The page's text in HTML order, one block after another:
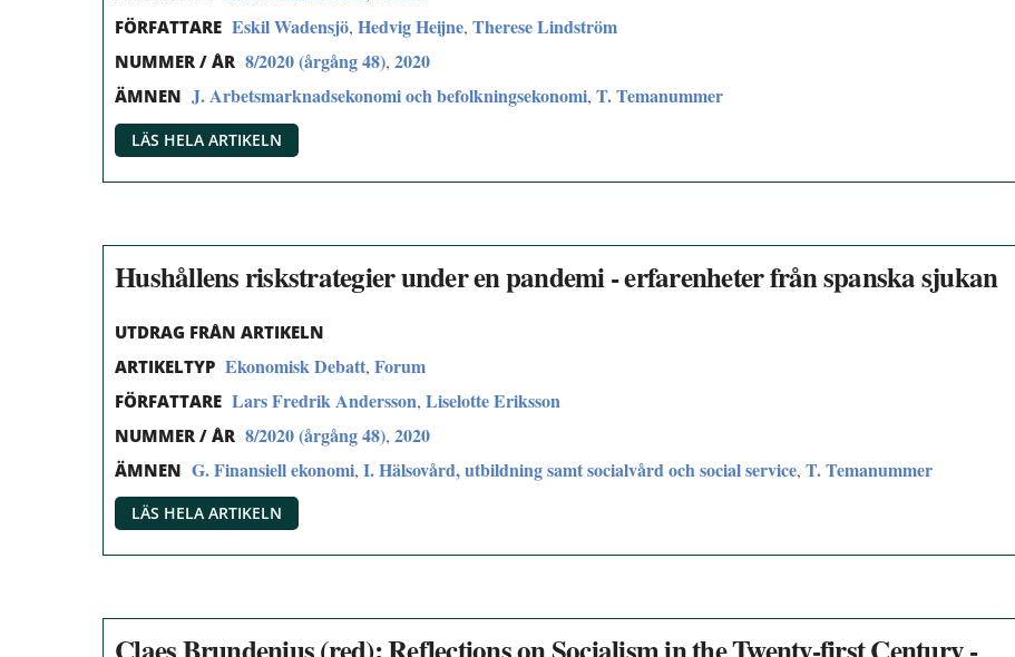
FÖRFATTARE Eskil Wadensjö, Hedvig Heijne, Therese Lindström
NUMMER / ÅR 8/2020 (årgång 48), 2020
ÄMNEN J. Arbetsmarknadsekonomi och befolkningsekonomi, T. Temanummer
LÄS HELA ARTIKELN
Hushållens riskstrategier under en pandemi - erfarenheter från spanska sjukan
UTDRAG FRÅN ARTIKELN
ARTIKELTYP Ekonomisk Debatt, Forum
FÖRFATTARE Lars Fredrik Andersson, Liselotte Eriksson
NUMMER / ÅR 8/2020 (årgång 48), 2020
ÄMNEN G. Finansiell ekonomi, I. Hälsovård, utbildning samt socialvård och social service, T. Temanummer
LÄS HELA ARTIKELN